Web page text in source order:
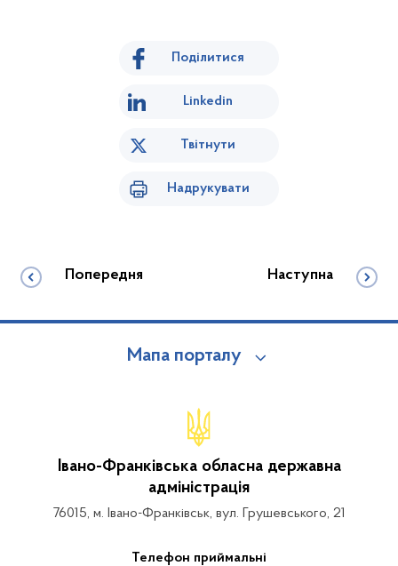
Поділитися
Linkedin
Твітнути
Надрукувати
Попередня Наступна
Мапа порталу
Івано-Франківська обласна державна
адміністрація
76015, м. Івано-Франківськ, вул. Грушевського, 21
Телефон приймальні